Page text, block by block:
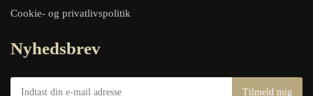
Cookie- og privatlivspolitik
Nyhedsbrev